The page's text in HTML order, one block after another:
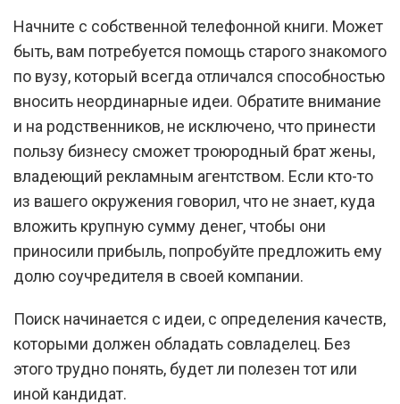
Начните с собственной телефонной книги. Может
быть, вам потребуется помощь старого знакомого
по вузу, который всегда отличался способностью
вносить неординарные идеи. Обратите внимание
и на родственников, не исключено, что принести
пользу бизнесу сможет троюродный брат жены,
владеющий рекламным агентством. Если кто-то
из вашего окружения говорил, что не знает, куда
вложить крупную сумму денег, чтобы они
приносили прибыль, попробуйте предложить ему
долю соучредителя в своей компании.
Поиск начинается с идеи, с определения качеств,
которыми должен обладать совладелец. Без
этого трудно понять, будет ли полезен тот или
иной кандидат.